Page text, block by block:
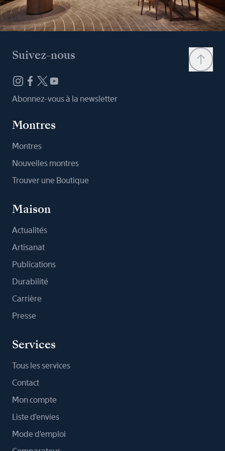
Suivez-nous
Abonnez-vous à la newsletter
Montres
Montres
Nouvelles montres
Trouver une Boutique
Maison
Actualités
Artisanat
Publications
Durabilité
Carrière
Presse
Services
Tous les services
Contact
Mon compte
Liste d'envies
Mode d'emploi